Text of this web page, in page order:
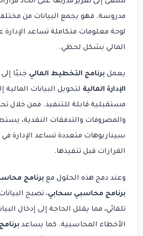
مدروسة. فهو يجمع البيانات من مختلف
لوحة معلومات متكاملة تساعد الإدارة
المالي بشكل لحظي.
يعمل برنامج التخطيط المالي جنبًا
الإدارة المالية لتحويل البيانات
مستقبلية قابلة للتنفيذ. فمن خلال
والمصروفات والتدفقات النقدية،
سيناريوهات متعددة تساعد الإدارة في
القرارات قبل تنفيذها.
وعند دمج هذه الحلول مع برنامج
برنامج محاسبي سحابي، تصبح
تلقائي، مما يقلل الحاجة إلى إدخال
الأخطاء المحاسبية. كما يساعد